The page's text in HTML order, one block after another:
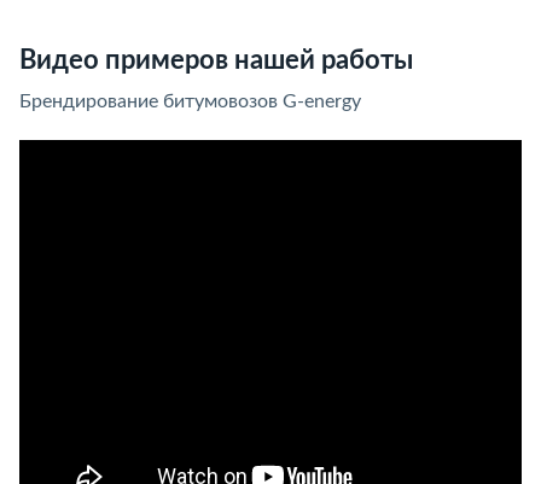
Видео примеров нашей работы
Брендирование битумовозов G-energy